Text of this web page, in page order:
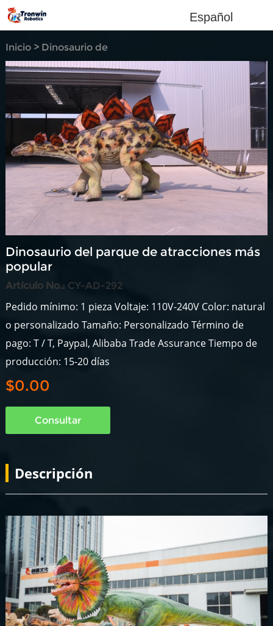
Español
Inicio> Dinosaurio de
simulación
Dinosaurio del parque de atracciones más
popular
Artículo No.: CY-AD-292
Pedido mínimo: 1 pieza Voltaje: 110V-240V Color: natural
o personalizado Tamaño: Personalizado Término de
pago: T / T, Paypal, Alibaba Trade Assurance Tiempo de
producción: 15-20 días
$0.00
Consultar
Descripción